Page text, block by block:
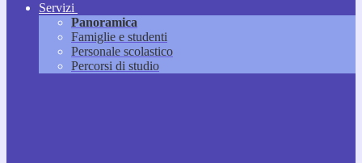
Servizi
Panoramica
Famiglie e studenti
Personale scolastico
Percorsi di studio